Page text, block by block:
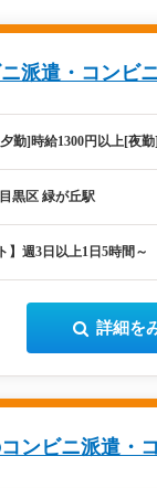
派遣・コンビ
勤]時給1300円以上[夜
黒区 緑が丘駅
】週3日以上1日5時間
詳細を
ンビニ派遣・